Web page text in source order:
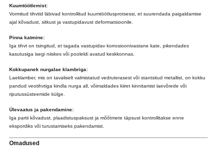
Kuumtöötlemist:
Vormitud tihvtid läbivad kontrollitud kuumtöötlusprotsessi, et suurendada paigaldamise
ajal kõvadust, sitkust ja vastupidavust deformatsioonile.
Pinna katmine:
Iga tihvt on tsingitud, et tagada vastupidav korrosioonivastane kate, pikendades
kasutusiga isegi niiskes või pooleldi avatud keskkonnas.
Kokkupanek nurgalae klambriga:
Laeklamber, mis on tavaliselt valmistatud vedruterasest või stantsitud metallist, on kokku
pandud veotihvtiga kindla nurga all, võimaldades kiiret kinnitamist laevõrede või
riputussüsteemide külge.
Ülevaatus ja pakendamine:
Iga partii kõvadust, plaadistuspaksust ja mõõtmete täpsust kontrollitakse enne
ekspordiks või turustamiseks pakendamist.
Omadused